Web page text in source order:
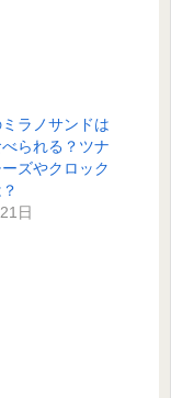
ミラノサンドは
られる？ツナ
ズやクロック
日